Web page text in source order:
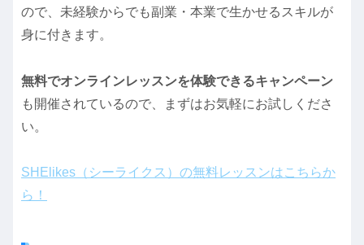
ので、未経験からでも副業・本業で生かせるスキルが
身に付きます。
無料でオンラインレッスンを体験できるキャンペーン
も開催されているので、まずはお気軽にお試しくださ
い。
SHElikes（シーライクス）の無料レッスンはこちらか
ら！